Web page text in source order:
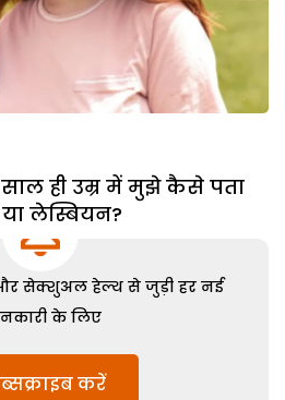
साल ही उम्र में मुझे कैसे पता
लेस्बियन?
सेक्शुअल हेल्थ से जुड़ी हर नई
के लिए
करें